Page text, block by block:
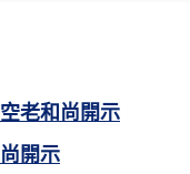
老和尚開示
開示